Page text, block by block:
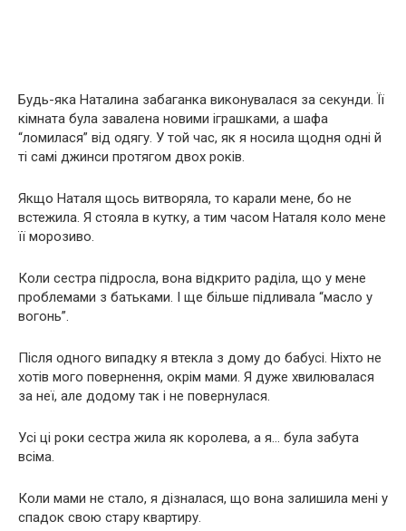
Будь-яка Наталина забаганка виконувалася за секунди. Її
кімната була завалена новими іграшками, а шафа
“ломилася” від одягу. У той час, як я носила щодня одні й
ті самі джинси протягом двох років.
Якщо Наталя щось витворяла, то карали мене, бо не
встежила. Я стояла в кутку, а тим часом Наталя коло мене
її морозиво.
Коли сестра підросла, вона відкрито раділа, що у мене
проблемами з батьками. І ще більше підливала “масло у
вогонь”.
Після одного випадку я втекла з дому до бабусі. Ніхто не
хотів мого повернення, окрім мами. Я дуже хвилювалася
за неї, але додому так і не повернулася.
Усі ці роки сестра жила як королева, а я… була забута
всіма.
Коли мами не стало, я дізналася, що вона залишила мені у
спадок свою стару квартиру.